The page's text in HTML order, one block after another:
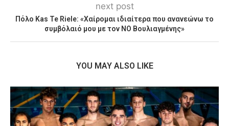
next post
Πόλο Kas Te Riele: «Χαίρομαι ιδιαίτερα που ανανεώνω το
συμβόλαιό μου με τον ΝΟ Βουλιαγμένης»
YOU MAY ALSO LIKE